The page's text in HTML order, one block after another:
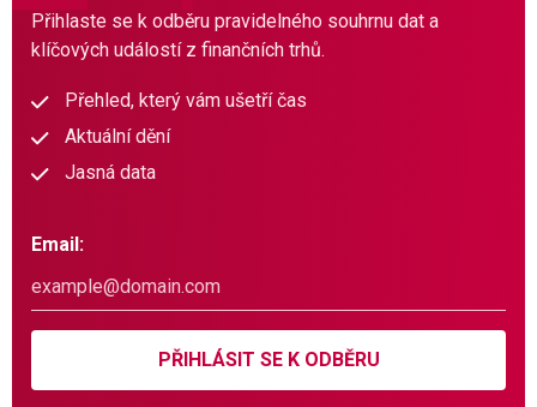
Přihlaste se k odběru pravidelného souhrnu dat a
klíčových událostí z finančních trhů.
Přehled, který vám ušetří čas
Aktuální dění
Jasná data
Email:
PŘIHLÁSIT SE K ODBĚRU